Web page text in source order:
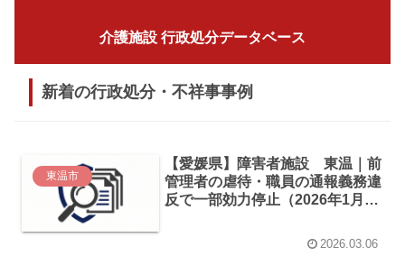
介護施設 行政処分データベース
新着の行政処分・不祥事事例
東温市
【愛媛県】障害者施設 東温｜前
管理者の虐待・職員の通報義務違
反で一部効力停止（2026年1月処
2026.03.06